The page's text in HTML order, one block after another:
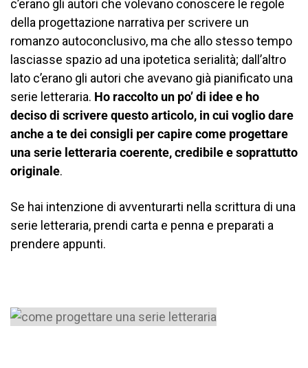
c’erano gli autori che volevano conoscere le regole
della progettazione narrativa per scrivere un
romanzo autoconclusivo, ma che allo stesso tempo
lasciasse spazio ad una ipotetica serialità; dall’altro
lato c’erano gli autori che avevano già pianificato una
serie letteraria. Ho raccolto un po’ di idee e ho
deciso di scrivere questo articolo, in cui voglio dare
anche a te dei consigli per capire come progettare
una serie letteraria coerente, credibile e soprattutto
originale.
Se hai intenzione di avventurarti nella scrittura di una
serie letteraria, prendi carta e penna e preparati a
prendere appunti.